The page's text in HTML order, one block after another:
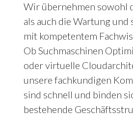
Wir übernehmen sowohl
als auch die Wartung und
mit kompetentem
Ob Suchmaschinen
oder virtuelle
unsere fachkundigen
sind schnell und binden
bestehende